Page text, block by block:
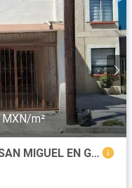
m²
CASA EN VENTA EN HACIENDA SAN MIGUEL EN GUADALUPE